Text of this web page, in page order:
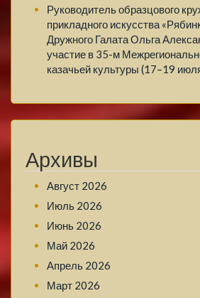
Руководитель образцового
прикладного искусства
Дружного Галата Ольга
участие в 35-м
казачьей культуры (17–19
Архивы
Август 2026
Июль 2026
Июнь 2026
Май 2026
Апрель 2026
Март 2026